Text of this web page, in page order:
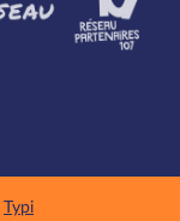
Typi